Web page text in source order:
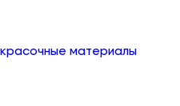
материалы